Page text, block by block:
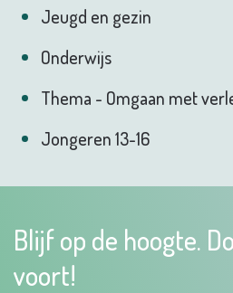
Jeugd en gezin
Onderwijs
Thema - Omgaan met
Jongeren 13-16
Blijf op de hoogte.
voort!